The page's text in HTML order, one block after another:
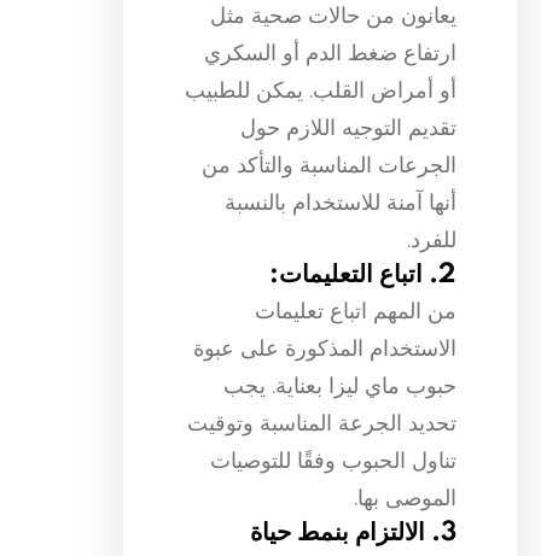
يعانون من حالات صحية مثل
ارتفاع ضغط الدم أو السكري
أو أمراض القلب. يمكن للطبيب
تقديم التوجيه اللازم حول
الجرعات المناسبة والتأكد من
أنها آمنة للاستخدام بالنسبة
للفرد.
2. اتباع التعليمات:
من المهم اتباع تعليمات
الاستخدام المذكورة على عبوة
حبوب ماي ليزا بعناية. يجب
تحديد الجرعة المناسبة وتوقيت
تناول الحبوب وفقًا للتوصيات
الموصى بها.
3. الالتزام بنمط حياة